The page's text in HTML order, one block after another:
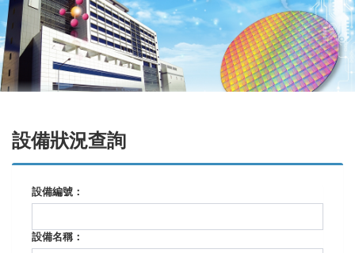
設備狀況查詢
設備編號：
設備名稱：